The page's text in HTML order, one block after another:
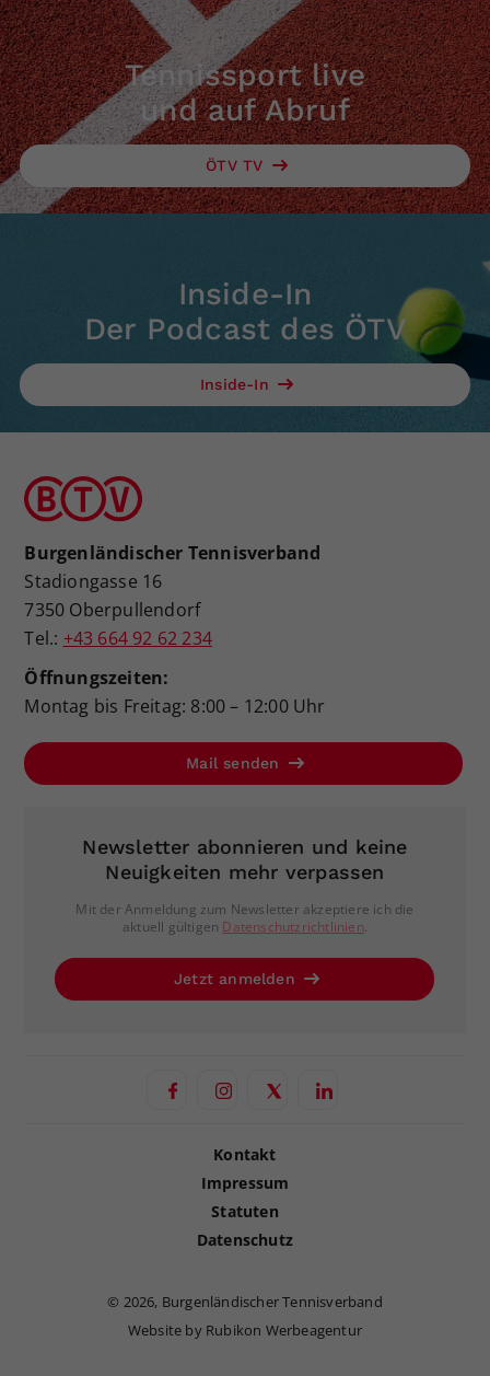
Tennissport live
und auf Abruf
ÖTV TV
Inside-In
Der Podcast des ÖTV
Inside-In
Burgenländischer Tennisverband
Stadiongasse 16
7350 Oberpullendorf
Tel.: +43 664 92 62 234
Öffnungszeiten:
Montag bis Freitag: 8:00 – 12:00 Uhr
Mail senden
Newsletter abonnieren und keine
Neuigkeiten mehr verpassen
Mit der Anmeldung zum Newsletter akzeptiere ich die
aktuell gültigen Datenschutzrichtlinien.
Jetzt anmelden
Kontakt
Impressum
Statuten
Datenschutz
© 2026, Burgenländischer Tennisverband
Website by Rubikon Werbeagentur